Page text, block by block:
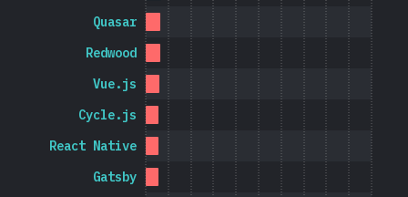
Gatsby
React Native
Cycle.js
Vue.js
Redwood
Quasar